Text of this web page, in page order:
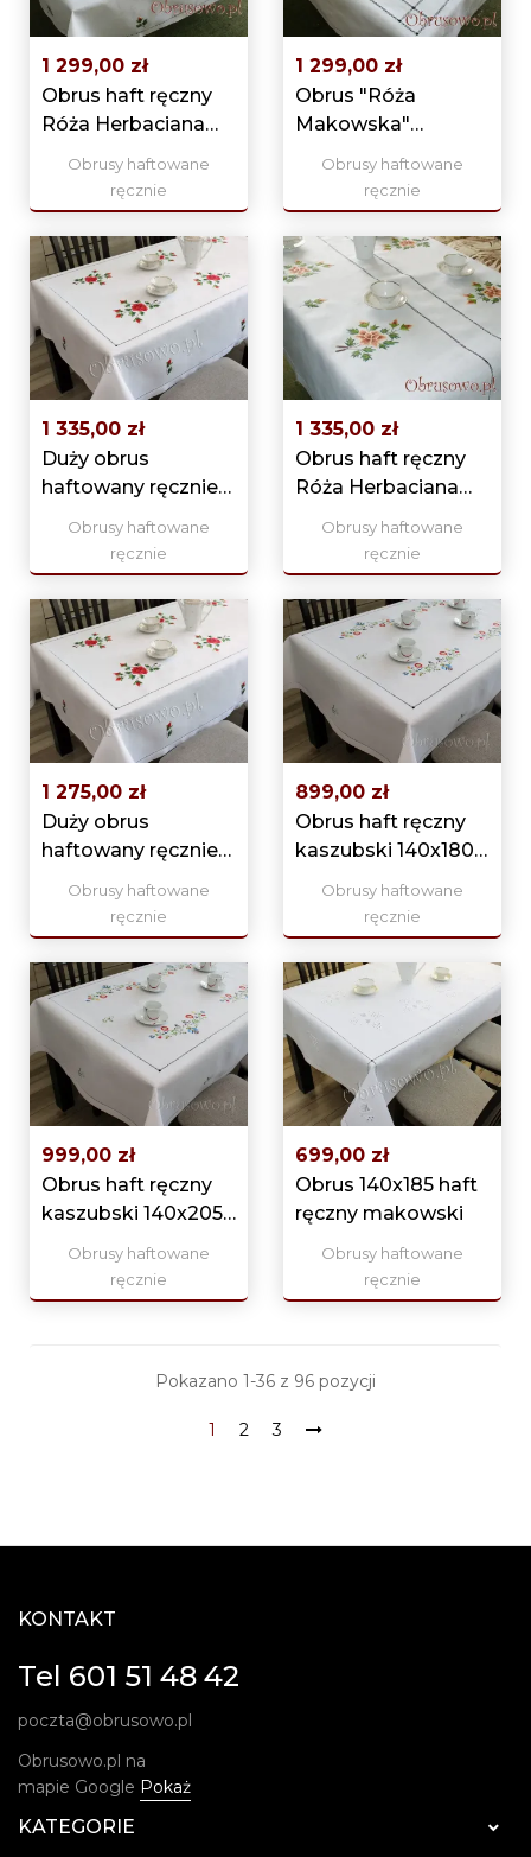
1 299,00 zł
Obrus haft ręczny
Róża Herbaciana
140x290
Obrusy haftowane
ręcznie
1 299,00 zł
Obrus "Róża
Makowska"
140x260 haft ręczny
Obrusy haftowane
ręcznie
1 335,00 zł
Duży obrus
haftowany ręcznie
140x300
"Czerwone...
Obrusy haftowane
ręcznie
1 335,00 zł
Obrus haft ręczny
Róża Herbaciana
140x310
Obrusy haftowane
ręcznie
1 275,00 zł
Duży obrus
haftowany ręcznie
140x275
"Czerwone...
Obrusy haftowane
ręcznie
899,00 zł
Obrus haft ręczny
kaszubski 140x180
Obrusy haftowane
ręcznie
999,00 zł
Obrus haft ręczny
kaszubski 140x205
Obrusy haftowane
ręcznie
699,00 zł
Obrus 140x185 haft
ręczny makowski
Obrusy haftowane
ręcznie
Pokazano 1-36 z 96 pozycji
1 2 3
KONTAKT
Tel 601 51 48 42
poczta@obrusowo.pl
Obrusowo.pl na
mapie Google Pokaż
KATEGORIE 